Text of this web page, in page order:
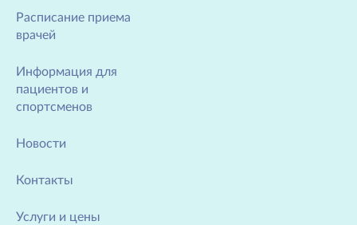
Расписание приема
врачей
Информация для
пациентов и
спортсменов
Новости
Контакты
Услуги и цены